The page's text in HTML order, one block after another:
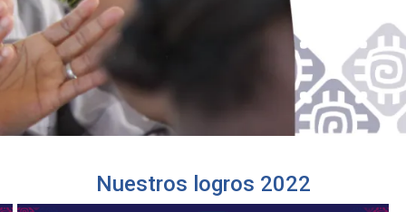
Nuestros logros 2022